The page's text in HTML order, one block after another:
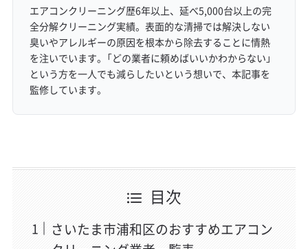
エアコンクリーニング歴6年以上、延べ5,000台以上の完
全分解クリーニング実績。表面的な清掃では解決しない
臭いやアレルギーの原因を根本から除去することに情熱
を注いでいます。「どの業者に頼めばいいかわからない」
という方を一人でも減らしたいという想いで、本記事を
監修しています。
目次
さいたま市浦和区のおすすめエアコン